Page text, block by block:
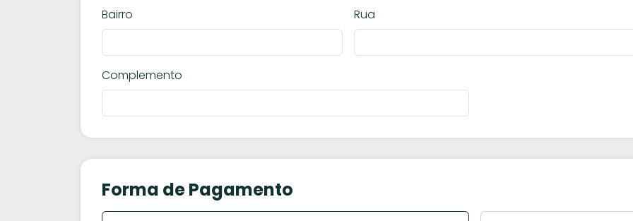
Bairro Rua
Complemento
Forma de Pagamento